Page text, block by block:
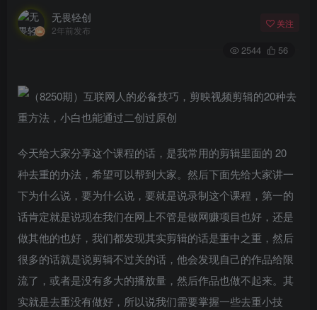
无畏轻创
2年前发布
关注
2544 56
今天给大家分享这个课程的话，是我常用的剪辑里面的 20
种去重的办法，希望可以帮到大家。然后下面先给大家讲一
下为什么说，要为什么说，要就是说录制这个课程，第一的
话肯定就是说现在我们在网上不管是做网赚项目也好，还是
做其他的也好，我们都发现其实剪辑的话是重中之重，然后
很多的话就是说剪辑不过关的话，他会发现自己的作品给限
流了，或者是没有多大的播放量，然后作品也做不起来。其
实就是去重没有做好，所以说我们需要掌握一些去重小技